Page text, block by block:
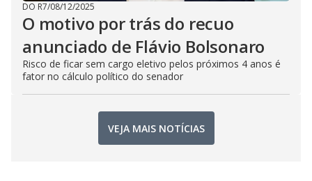
DO R7/08/12/2025
O motivo por trás do recuo
anunciado de Flávio Bolsonaro
Risco de ficar sem cargo eletivo pelos próximos 4 anos é
fator no cálculo político do senador
VEJA MAIS NOTÍCIAS